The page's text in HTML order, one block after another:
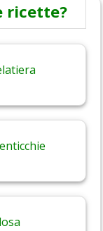
ricette?